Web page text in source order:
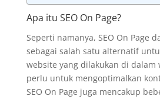
Apa itu SEO On Page?
Seperti namanya, SEO On Page
sebagai salah satu alternatif
website yang dilakukan di dalam
perlu untuk mengoptimalkan
SEO On Page juga mencakup